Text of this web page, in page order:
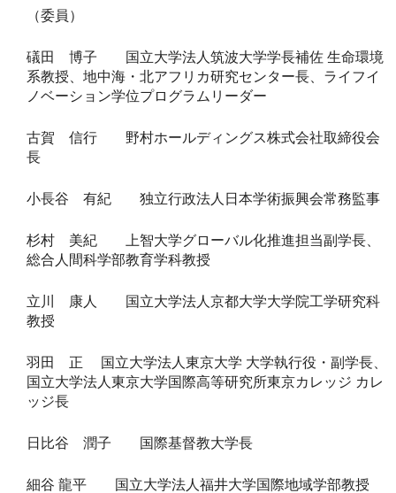
（委員）
礒田 博子 国立大学法人筑波大学学長補佐 生命環境
系教授、地中海・北アフリカ研究センター長、ライフイ
ノベーション学位プログラムリーダー
古賀 信行 野村ホールディングス株式会社取締役会
長
小長谷 有紀 独立行政法人日本学術振興会常務監事
杉村 美紀 上智大学グローバル化推進担当副学長、
総合人間科学部教育学科教授
立川 康人 国立大学法人京都大学大学院工学研究科
教授
羽田 正 国立大学法人東京大学 大学執行役・副学長、
国立大学法人東京大学国際高等研究所東京カレッジ カレ
ッジ長
日比谷 潤子 国際基督教大学長
細谷 龍平 国立大学法人福井大学国際地域学部教授